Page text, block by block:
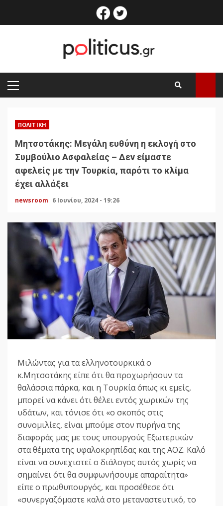
facebook
PRIMARY
MENU
ΠΟΛΙΤΙΚΉ
Μητσοτάκης: Μεγάλη ευθύνη η εκλογή στο
Συμβούλιο Ασφαλείας – Δεν είμαστε
αφελείς με την Τουρκία, παρότι το κλίμα
έχει αλλάξει
newsroom 6 Ιουνίου, 2024 - 19:26
Μιλώντας για τα ελληνοτουρκικά ο
κ.Μητσοτάκης είπε ότι θα προχωρήσουν τα
θαλάσσια πάρκα, και η Τουρκία όπως κι εμείς,
μπορεί να κάνει ότι θέλει εντός χωρικών της
υδάτων, και τόνισε ότι «ο σκοπός στις
συνομιλίες, είναι μπούμε στον πυρήνα της
διαφοράς μας με τους υπουργούς Εξωτερικών
στα θέματα της υφαλοκρηπίδας και της ΑΟΖ. Καλό
είναι να συνεχιστεί ο διάλογος αυτός χωρίς να
σημαίνει ότι θα συμφωνήσουμε απαραίτητα»
είπε ο πρωθυπουργός, και προσέθεσε ότι
«συνεργαζόμαστε καλά στο μεταναστευτικό, το